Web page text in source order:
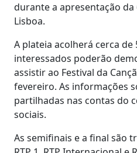
durante a apresentação da
Lisboa.
A plateia acolherá cerca de
interessados poderão
assistir ao Festival da
fevereiro. As informações
partilhadas nas contas do
sociais.
As semifinais e a final são